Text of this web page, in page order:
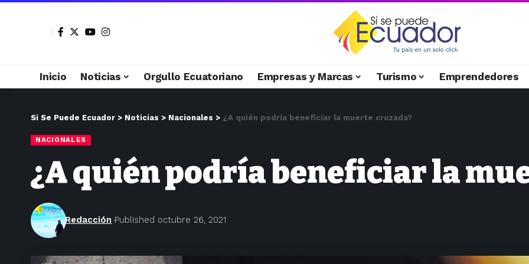
Inicio Noticias Orgullo Ecuatoriano Empresas y Marcas Turismo Emprendedores
Si Se Puede Ecuador > Noticias > Nacionales > ¿A quién podría beneficiar la muerte cruzada?
NACIONALES
¿A quién podría beneficiar la
Redacción Published octubre 26, 2021